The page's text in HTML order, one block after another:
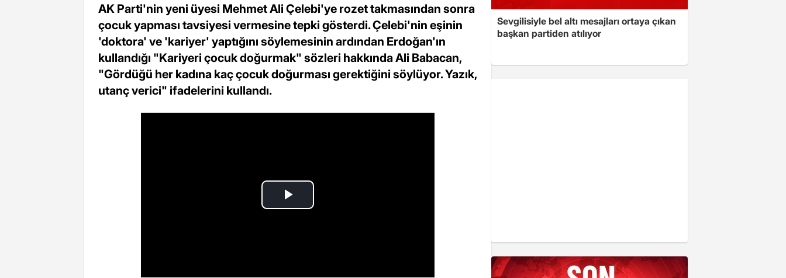
AK Parti'nin yeni üyesi Mehmet Ali Çelebi'ye rozet takmasından sonra
çocuk yapması tavsiyesi vermesine tepki gösterdi. Çelebi'nin eşinin
'doktora' ve 'kariyer' yaptığını söylemesinin ardından Erdoğan'ın
kullandığı "Kariyeri çocuk doğurmak" sözleri hakkında Ali Babacan,
"Gördüğü her kadına kaç çocuk doğurması gerektiğini söylüyor. Yazık,
utanç verici" ifadelerini kullandı.
Sevgilisiyle bel altı mesajları ortaya çıkan
başkan partiden atılıyor